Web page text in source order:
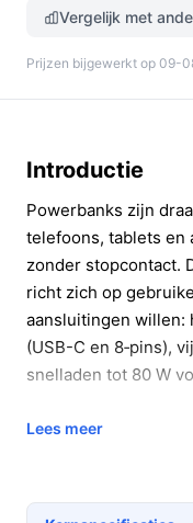
Vergelijk met
Prijzen bijgewerkt op 09-
Introductie
Powerbanks zijn
telefoons, tablets en
zonder stopcontact.
richt zich op
aansluitingen willen:
(USB-C en 8‑pins),
snelladen tot 80 W
In 20 seconden
hebt voor
Lees meer